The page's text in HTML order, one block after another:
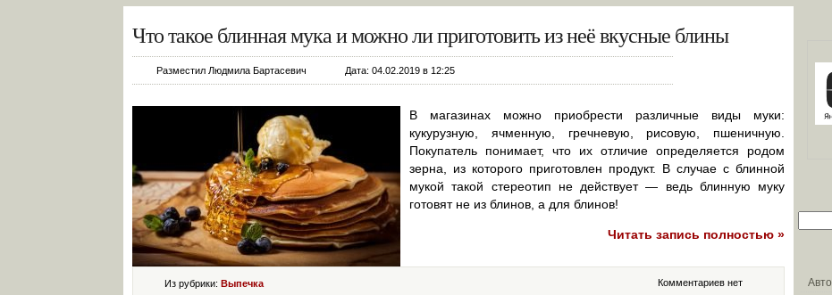
Что такое блинная мука и можно ли приготовить из неё вкусные блины
Разместил Людмила Бартасевич Дата: 04.02.2019 в 12:25
В магазинах можно приобрести различные виды муки:
кукурузную, ячменную, гречневую, рисовую, пшеничную.
Покупатель понимает, что их отличие определяется родом
зерна, из которого приготовлен продукт. В случае с блинной
мукой такой стереотип не действует — ведь блинную муку
готовят не из блинов, а для блинов!
Читать запись полностью »
Комментариев нет
Из рубрики: Выпечка
Найти:
Авто